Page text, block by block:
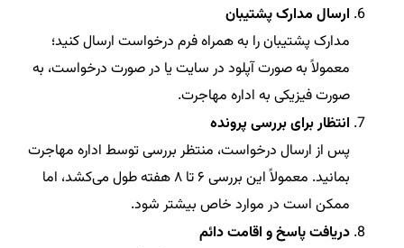
ارسال مدارک پشتیبان
مدارک پشتیبان را به همراه فرم درخواست ارسال کنید؛
معمولاً به صورت آپلود در سایت یا در صورت درخواست، به
صورت فیزیکی به اداره مهاجرت.
انتظار برای بررسی پرونده
پس از ارسال درخواست، منتظر بررسی توسط اداره مهاجرت
بمانید. معمولاً این بررسی ۶ تا ۸ هفته طول می‌کشد، اما
ممکن است در موارد خاص بیشتر شود.
دریافت پاسخ و اقامت دائم